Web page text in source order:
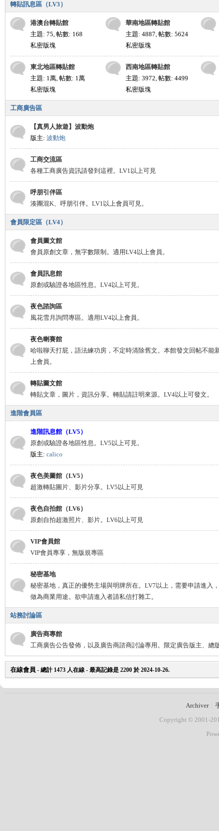
轉貼訊息區（LV3）
港澳台轉貼館
主題: 75, 帖數: 168
私密版塊
華南地區轉貼館
主題: 4887, 帖數: 5624
私密版塊
東北地區轉貼館
主題: 1萬, 帖數: 1萬
私密版塊
西南地區轉貼館
主題: 3972, 帖數: 4499
私密版塊
工商廣告區
【真男人旅遊】波動炮
版主: 波動炮
工商交流區
各種工商廣告資訊請發到這裡。LV1以上可見
呼朋引伴區
湊團混K、呼朋引伴。LV1以上會員可見。
會員限定區（LV4）
會員圖文館
會員原創文章，無字數限制。適用LV4以上會員。
會員訊息館
原創或驗證各地區性息。LV4以上可見。
夜色諮詢區
風花雪月詢問專區。適用LV4以上會員。
夜色喇賽館
哈啦聊天打屁，語法練功房，不定時清除舊文。本館發文回帖不能
上會員。
轉貼圖文館
轉貼文章，圖片，資訊分享。轉貼請註明來源。LV4以上可發文。
進階會員區
進階訊息館（LV5）
原創或驗證各地區性息。LV5以上可見。
版主: calico
夜色美圖館（LV5）
超激轉貼圖片、影片分享。LV5以上可見
夜色自拍館（LV6）
原創自拍超激照片、影片。LV6以上可見
VIP會員館
VIP會員專享，無版規專區
秘密基地
秘密基地，真正的優勢主場與明牌所在。LV7以上，需要申請進入
做為商業用途。欲申請進入者請私信打雜工。
站務討論區
廣告商專館
工商廣告公告發佈，以及廣告商諮商討論專用。限定廣告版主、總
在線會員 - 總計 1473 人在線 - 最高記錄是 2200 於2024-10-26.
Archiver
Copyright © 2001-